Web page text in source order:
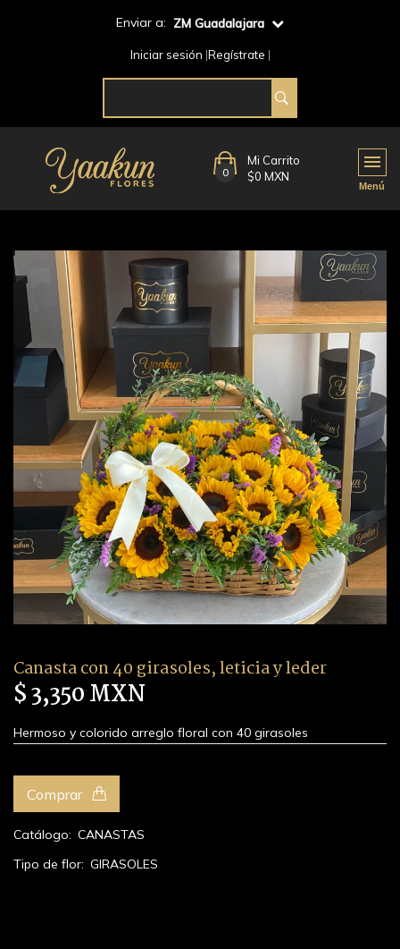
Enviar a: ZM Guadalajara
Iniciar sesión Regístrate
0
Mi Carrito
$0 MXN
Canasta con 40 girasoles, leticia y leder
$ 3,350 MXN
Hermoso y colorido arreglo floral con 40 girasoles
Comprar
Catálogo: CANASTAS
Tipo de flor: GIRASOLES